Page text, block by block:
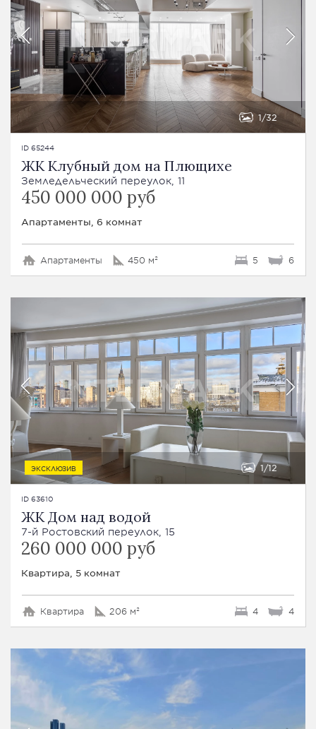
1 32
ID 65244
ЖК Клубный дом на Плющихе
Земледельческий переулок, 11
450 000 000 руб
Апартаменты, 6 комнат
Апартаменты 450 м² 5 6
ЭКСКЛЮЗИВ 1 12
ID 63610
ЖК Дом над водой
7-й Ростовский переулок, 15
260 000 000 руб
Квартира, 5 комнат
Квартира 206 м² 4 4